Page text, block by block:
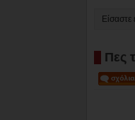
Πες